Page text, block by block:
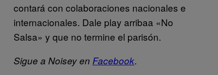
contará con colaboraciones nacionales e
internacionales. Dale play arribaa «No
Salsa» y que no termine el parisón.
Sigue a Noisey en Facebook.